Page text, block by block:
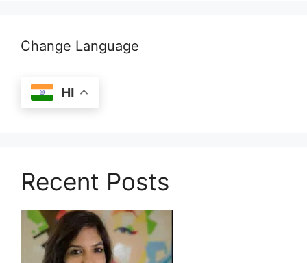
Change Language
HI
Recent Posts